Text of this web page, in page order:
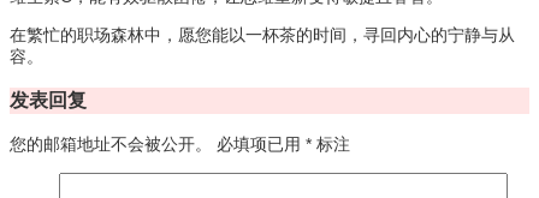
在繁忙的职场森林中，愿您能以一杯茶的时间，寻回内心的宁静与从
容。
发表回复
您的邮箱地址不会被公开。 必填项已用 * 标注